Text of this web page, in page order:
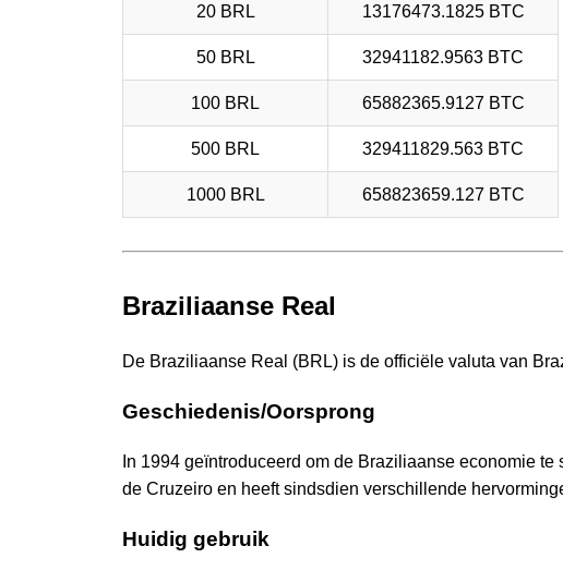
20 BRL 13176473.1825 BTC
50 BRL 32941182.9563 BTC
100 BRL 65882365.9127 BTC
500 BRL 329411829.563 BTC
1000 BRL 658823659.127 BTC
Braziliaanse Real
De Braziliaanse Real (BRL) is de officiële valuta van
Geschiedenis/Oorsprong
In 1994 geïntroduceerd om de Braziliaanse economie
de Cruzeiro en heeft sindsdien verschillende
Huidig gebruik